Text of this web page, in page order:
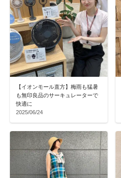
【イオンモール直方】梅雨も猛暑
も無印良品のサーキュレーターで
快適に
2025/06/24